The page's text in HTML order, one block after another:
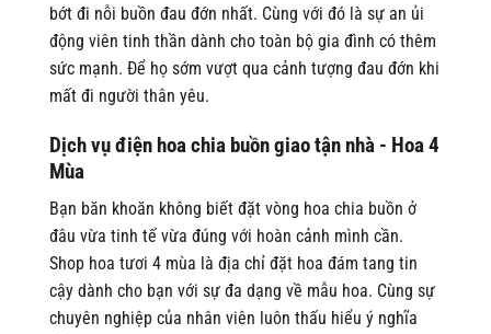
bớt đi nỗi buồn đau đớn nhất. Cùng với đó là sự an ủi
động viên tinh thần dành cho toàn bộ gia đình có thêm
sức mạnh. Để họ sớm vượt qua cảnh tượng đau đớn khi
mất đi người thân yêu.
Dịch vụ điện hoa chia buồn giao tận nhà - Hoa 4
Mùa
Bạn băn khoăn không biết đặt vòng hoa chia buồn ở
đâu vừa tinh tế vừa đúng với hoàn cảnh mình cần.
Shop hoa tươi 4 mùa là địa chỉ đặt hoa đám tang tin
cậy dành cho bạn với sự đa dạng về mẫu hoa. Cùng sự
chuyên nghiệp của nhân viên luôn thấu hiểu ý nghĩa